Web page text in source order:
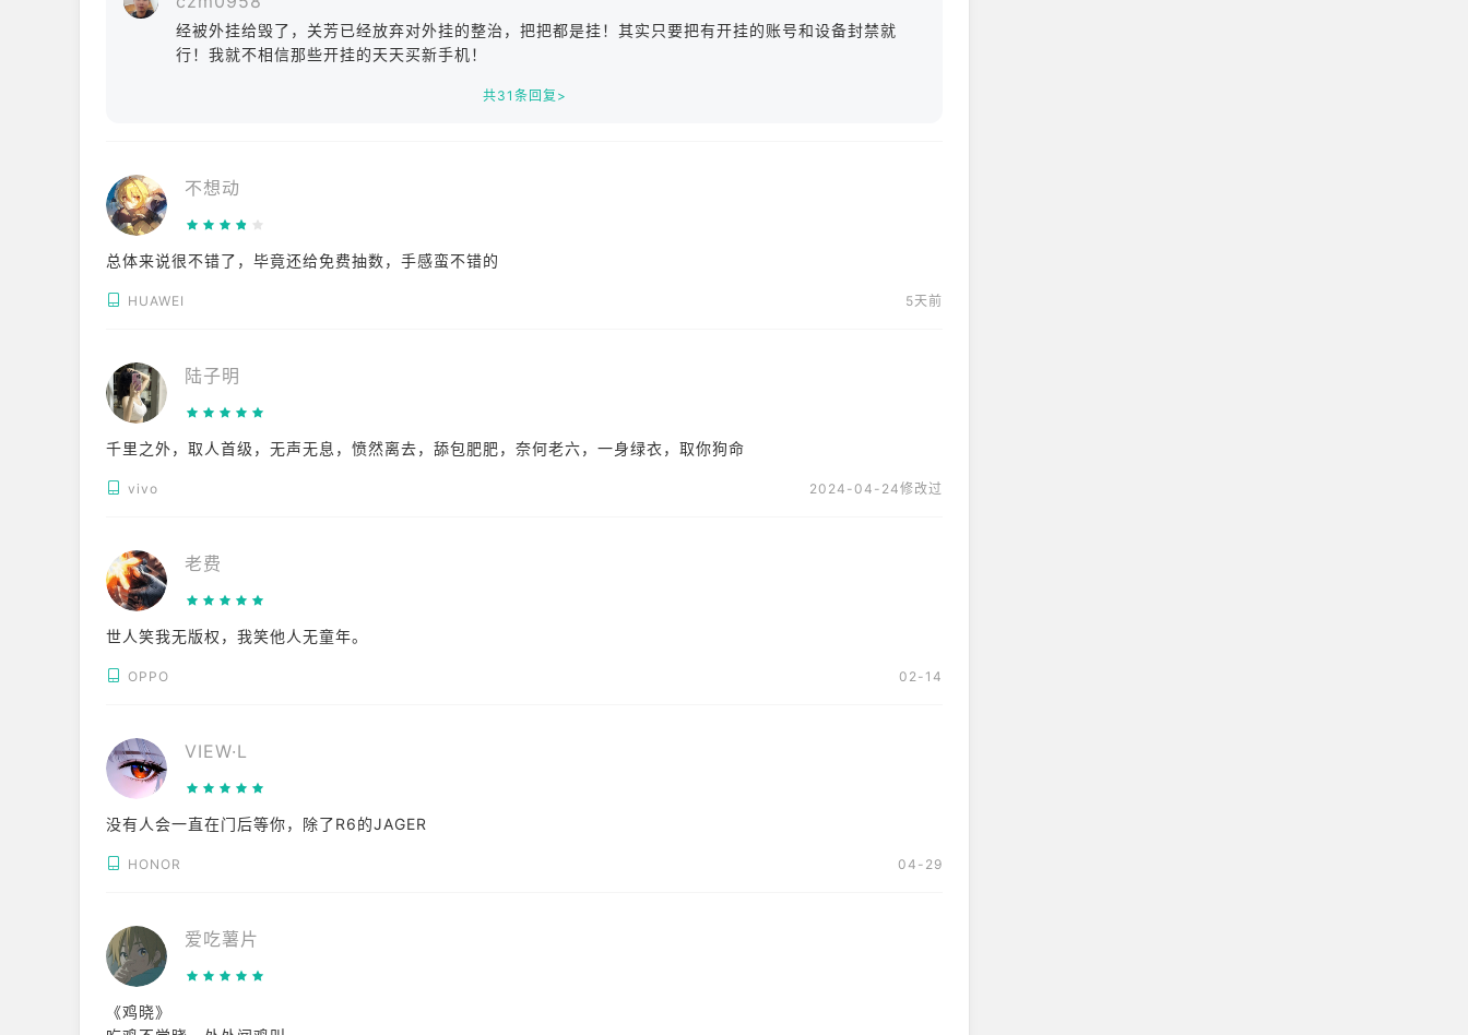
经被外挂给毁了，关芳已经放弃对外挂的整治，把把都是挂！其实只要把有开挂的账号和设备封禁就
行！我就不相信那些开挂的天天买新手机！
共31条回复>
不想动
总体来说很不错了，毕竟还给免费抽数，手感蛮不错的
HUAWEI 5天前
陆子明
千里之外，取人首级，无声无息，愤然离去，舔包肥肥，奈何老六，一身绿衣，取你狗命
vivo 2024-04-24修改过
老费
世人笑我无版权，我笑他人无童年。
OPPO 02-14
VIEW·L
没有人会一直在门后等你，除了R6的JAGER
HONOR 04-29
爱吃薯片
《鸡晓》